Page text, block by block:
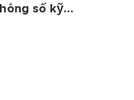
số kỹ